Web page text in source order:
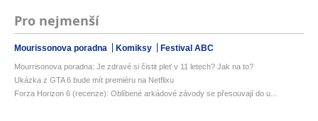
Pro nejmenší
Mourissonova poradna Komiksy Festival ABC
Mourrisonova poradna: Je zdravé si čistit pleť v 11 letech? Jak na to?
Ukázka z GTA 6 bude mít premiéru na Netflixu
Forza Horizon 6 (recenze): Oblíbené arkádové závody se přesouvají do u...